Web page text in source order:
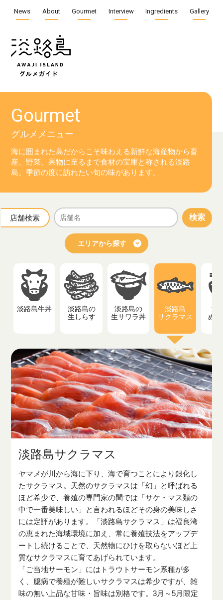
News About Gourmet Interview Ingredients Gallery
Gourmet
グルメメニュー
海に囲まれた島だからこそ味わえる新鮮な海産物から畜
産、野菜、果物に至るまで食材の宝庫と称される淡路
島。季節の度に訪れたい旬の味があります。
店舗検索 検索
エリアから探す
淡路島牛丼
淡路島の
生しらす
淡路島の
生サワラ丼
淡路島
サクラマス
淡
ぬ
淡路島サクラマス
ヤマメが川から海に下り、海で育つことにより銀化し
たサクラマス。天然のサクラマスは「幻」と呼ばれる
ほど希少で、養殖の専門家の間では「サケ・マス類の
中で一番美味しい」と言われるほどその身の美味しさ
には定評があります。「淡路島サクラマス」は福良湾
の恵まれた海域環境に加え、常に養殖技法をアップデ
ートし続けることで、天然物にひけを取らないほど上
質なサクラマスに育てあげられています。
「ご当地サーモン」にはトラウトサーモン系種が多
く、臆病で養殖が難しいサクラマスは希少ですが、雑
味の無い上品な甘味・旨味は別格です。3月～5月限定